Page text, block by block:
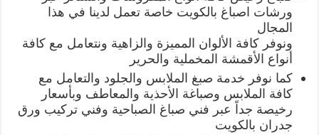
ورشات اصباغ بالكويت خاصة تعمل لدينا في هذا
المجال
ونوفر كافة الألوان المميزة والزاهية ونتعامل مع كافة
أنواع الأقمشة المخملية والحرير
كما نوفر خدمة صبغ الملابس والجلود والتعامل مع
كافة الملابس وصباغة الأحذية والمعاطف وبأسعار
رخيصة جداً عبر فني صباغ الصباحية وفني تركيب ورق
جدران بالكويت